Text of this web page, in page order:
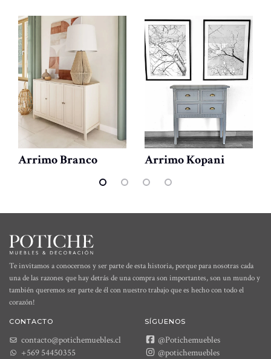
Arrimo Branco Arrimo Kopani
Te invitamos a conocernos y ser parte de esta historia, porque para nosotras cada
una de las razones que hay detrás de una compra son importantes, son un mundo y
también queremos ser parte de él con nuestro trabajo que es hecho con todo el
corazón!
CONTACTO
contacto@potichemuebles.cl
+569 54450355
SÍGUENOS
@Potichemuebles
@potichemuebles